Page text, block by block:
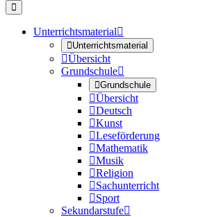

Unterrichtsmaterial
Unterrichtsmaterial
Übersicht
Grundschule
Grundschule
Übersicht
Deutsch
Kunst
Leseförderung
Mathematik
Musik
Religion
Sachunterricht
Sport
Sekundarstufe